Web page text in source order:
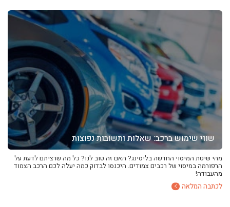
שווי שימוש ברכב: שאלות ותשובות נפוצות
מהי שיטת המיסוי החדשה בליסינג? האם זה טוב לנו? כל מה שרציתם לדעת על
הרפורמה במיסוי של רכבים צמודים. היכנסו לבדוק כמה יעלה לכם הרכב הצמוד
מהעבודה!
לכתבה המלאה